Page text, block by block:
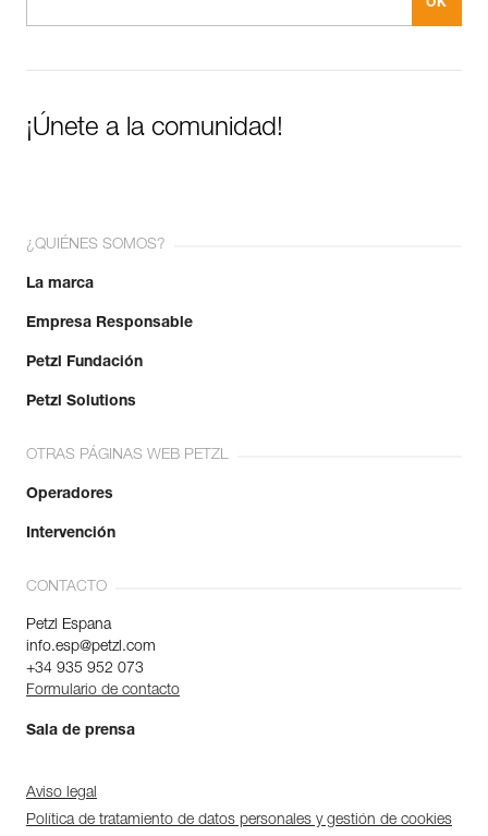
¡Únete a la comunidad!
¿QUIÉNES SOMOS?
La marca
Empresa Responsable
Petzl Fundación
Petzl Solutions
OTRAS PÁGINAS WEB PETZL
Operadores
Intervención
CONTACTO
Petzl Espana
info.esp@petzl.com
+34 935 952 073
Formulario de contacto
Sala de prensa
Aviso legal
Política de tratamiento de datos personales y gestión de cookies